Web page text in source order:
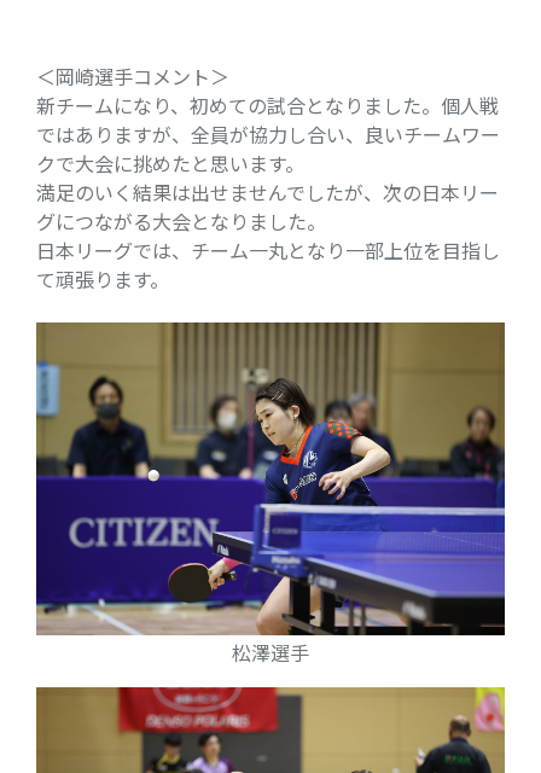
＜岡崎選手コメント＞
新チームになり、初めての試合となりました。個人戦
ではありますが、全員が協力し合い、良いチームワー
クで大会に挑めたと思います。
満足のいく結果は出せませんでしたが、次の日本リー
グにつながる大会となりました。
日本リーグでは、チーム一丸となり一部上位を目指し
て頑張ります。
松澤選手